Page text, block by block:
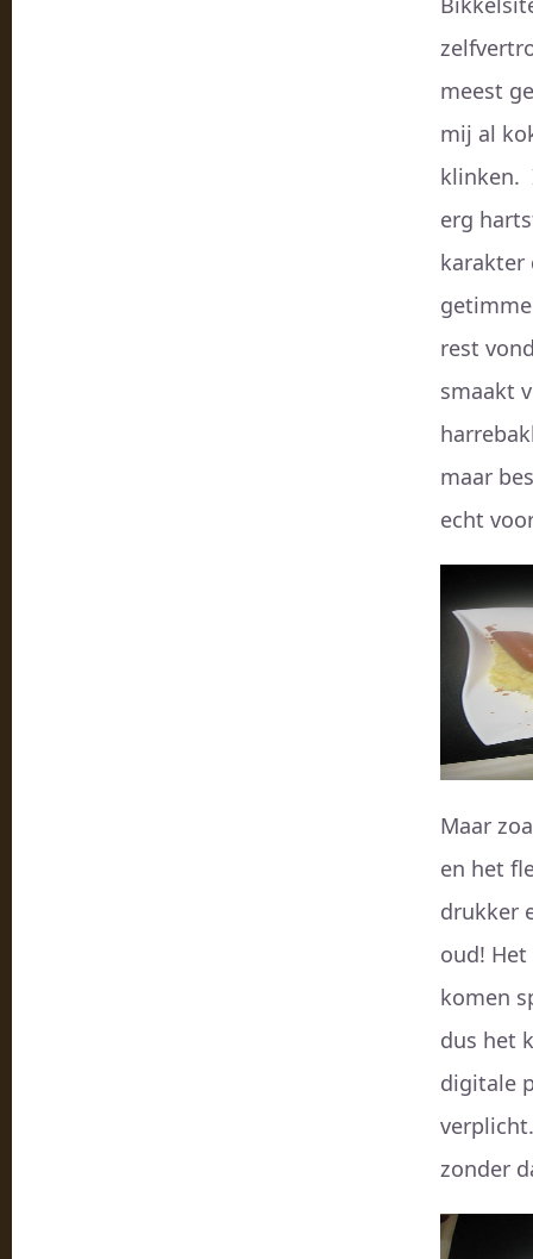
meest
mij al
klinken.
erg
karakter
rest
smaakt
maar
echt
Maar
en het
drukker
oud!
komen
dus het
digitale
zonder